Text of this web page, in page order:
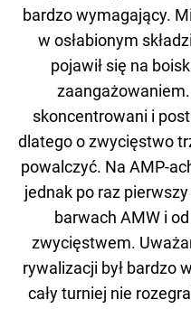
bardzo wymagający.
w osłabionym
pojawił się na
skoncentrowani i
dlatego o zwycięstwo
powalczyć. Na AMP-
jednak po raz
barwach AMW i
zwycięstwem.
rywalizacji był bardzo
cały turniej nie